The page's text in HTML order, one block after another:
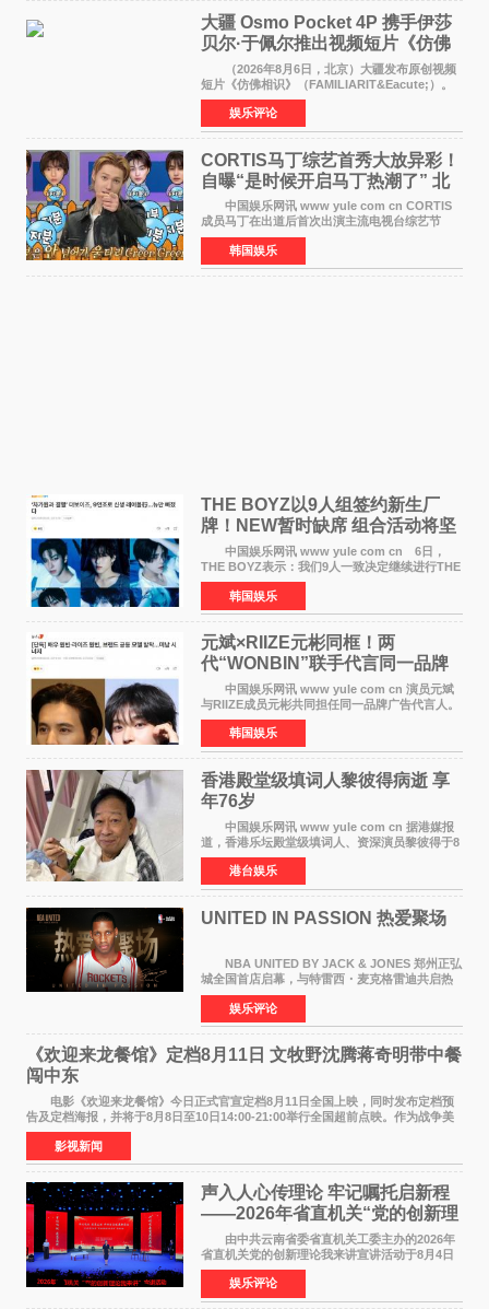
大疆 Osmo Pocket 4P 携手伊莎
贝尔·于佩尔推出视频短片《仿佛
相识》
（2026年8月6日，北京）大疆发布原创视频
短片《仿佛相识》（FAMILIARIT&Eacute;）。
视频短片由戛纳国际电影节最佳女演员伊莎贝尔·
于佩尔（Isabelle Huppert）主演，全程使用大
疆首款双主摄口
娱乐评论
CORTIS马丁综艺首秀大放异彩！
自曝“是时候开启马丁热潮了” 北
美巡演火热进行中
中国娱乐网讯 www yule com cn CORTIS
成员马丁在出道后首次出演主流电视台综艺节
目，展现了多才多艺的魅力。 马丁出演了5日
播出的MBC《Radio Star》Fashion与Passion
之间，I&lsquo;m
韩国娱乐
THE BOYZ以9人组签约新生厂
牌！NEW暂时缺席 组合活动将坚
定不移继续
中国娱乐网讯 www yule com cn 6日，
THE BOYZ表示：我们9人一致决定继续进行THE
BOYZ组合活动，并且已经完成了组合团体活动
签约。目前正在新生厂牌下进行活动准备。尚未
离开THE BOYZ原所
韩国娱乐
元斌×RIIZE元彬同框！两
代“WONBIN”联手代言同一品牌
颜值天花板合体
中国娱乐网讯 www yule com cn 演员元斌
与RIIZE成员元彬共同担任同一品牌广告代言人。
6日据独家报道，继演员元斌之后，RIIZE元彬最
近也被选为某在线中介平台A公司的共同广告代言
人，两人将作
韩国娱乐
香港殿堂级填词人黎彼得病逝 享
年76岁​
中国娱乐网讯 www yule com cn 据港媒报
道，香港乐坛殿堂级填词人、资深演员黎彼得于8
月5日上午因病离世，终年76岁。好友钟志光透
露，黎彼得今年3月中风后便卧床休养，身体机能
持续衰退，最
港台娱乐
UNITED IN PASSION 热爱聚场
NBA UNITED BY JACK & JONES 郑州正弘
城全国首店启幕，与特雷西・麦克格雷迪共启热
爱 2026 年7 月21 日，
NBAUNITEDBYJACK&JONES 全国首店，于郑
州正弘城正式启幕。NBA 传奇球星
娱乐评论
《欢迎来龙餐馆》定档8月11日 文牧野沈腾蒋奇明带中餐
闯中东
电影《欢迎来龙餐馆》今日正式官宣定档8月11日全国上映，同时发布定档预
告及定档海报，并将于8月8日至10日14:00-21:00举行全国超前点映。作为战争美
食大片，影片讲述的是中国厨师徐福（沈腾
影视新闻
声入人心传理论 牢记嘱托启新程
——2026年省直机关“党的创新理
论我来讲”宣讲活动圆满落幕
由中共云南省委省直机关工委主办的2026年
省直机关党的创新理论我来讲宣讲活动于8月4日
至5日在昆明举办。活动以 "牢记嘱托 感恩奋进
开创云南发展新局面 "为主题，坚持以新时代中国
特色社会主义
娱乐评论